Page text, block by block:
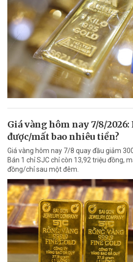
Giá vàng hôm nay 7/8/
được/mất bao nhiêu tiền?
Giá vàng hôm nay 7/8 quay đầu giảm
Bán 1 chỉ SJC chỉ còn 13,92 triệu đồng,
đồng/chỉ sau một đêm.